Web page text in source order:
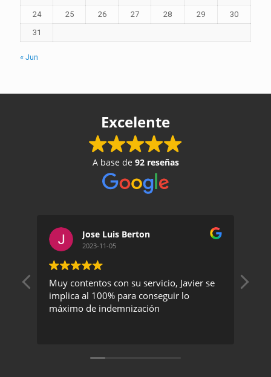
24
25 26 27 28 29
30
31
« Jun
Excelente
A base de 92 reseñas
Jose Luis Berton
2023-11-05
Muy contentos con su servicio, Javier se
implica al 100% para conseguir lo
máximo de indemnización